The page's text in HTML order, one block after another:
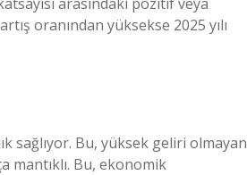
oranından yüksekse 2025 yılı
sağlıyor. Bu, yüksek geliri olmayan
mantıklı. Bu, ekonomik